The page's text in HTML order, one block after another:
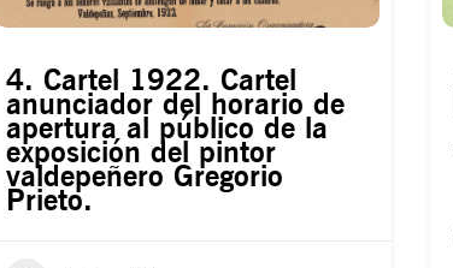
4. Cartel 1922. Cartel
anunciador del horario de
apertura al público de la
exposición del pintor
valdepeñero Gregorio
Prieto.